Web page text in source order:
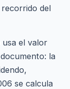
recorrido del
el valor
la
se calcula